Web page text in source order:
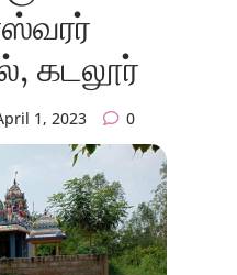
கடலூர்
1, 2023 0